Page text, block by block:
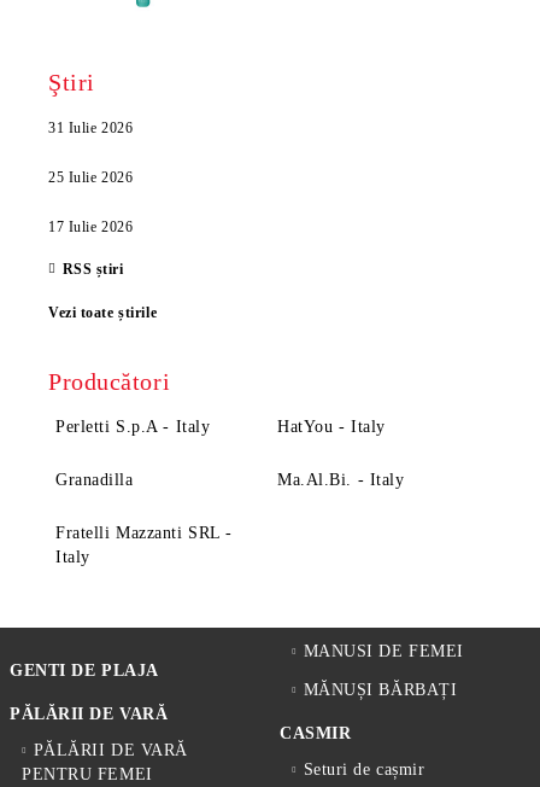
Ştiri
31 Iulie 2026
25 Iulie 2026
17 Iulie 2026
RSS știri
Vezi toate știrile
Producători
Perletti S.p.A - Italy HatYou - Italy
Granadilla Ma.Al.Bi. - Italy
Fratelli Mazzanti SRL -
Italy
GENTI DE PLAJA
PĂLĂRII DE VARĂ
PĂLĂRII DE VARĂ
PENTRU FEMEI
MANUSI DE FEMEI
MĂNUȘI BĂRBAȚI
CASMIR
Seturi de cașmir